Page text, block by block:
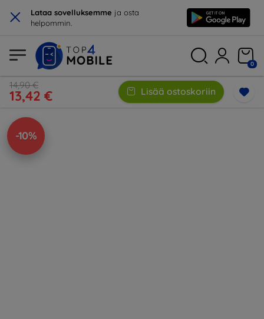
× Lataa sovelluksemme ja osta
helpommin.
0
14,90 €
13,42 € Lisää ostoskoriin
-10%